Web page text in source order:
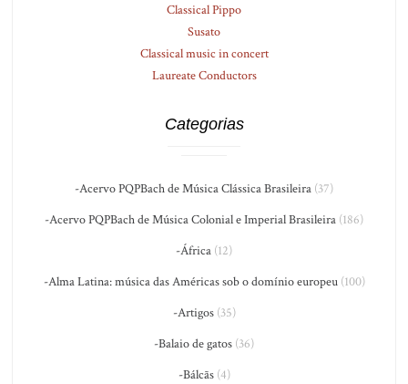
Classical Pippo
Susato
Classical music in concert
Laureate Conductors
Categorias
-Acervo PQPBach de Música Clássica Brasileira (37)
-Acervo PQPBach de Música Colonial e Imperial Brasileira (186)
-África (12)
-Alma Latina: música das Américas sob o domínio europeu(100)
-Artigos(35)
-Balaio de gatos (36)
-Bálcãs(4)